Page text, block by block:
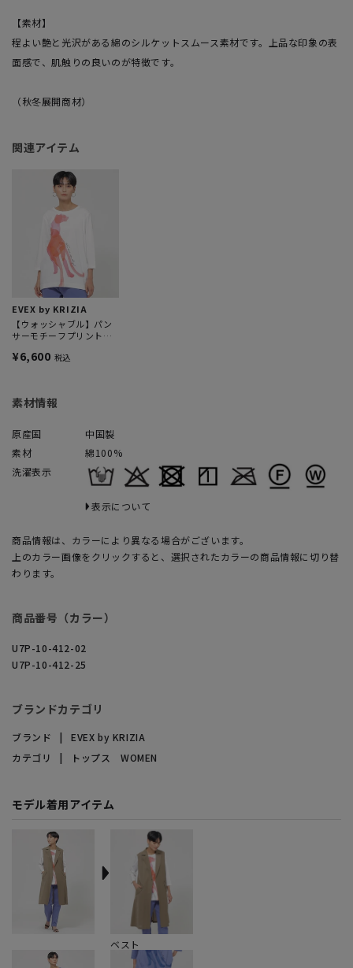
【素材】
程よい艶と光沢がある綿のシルケットスムース素材です。上品な印象の表
面感で、肌触りの良いのが特徴です。
（秋冬展開商材）
関連アイテム
EVEX by KRIZIA
【ウォッシャブル】パン
サーモチーフプリントカ
¥6,600 税込
素材情報
原産国
中国製
素材
綿100%
洗濯表示
表示について
商品情報は、カラーにより異なる場合がございます。
上のカラー画像をクリックすると、選択されたカラーの商品情報に切り替
わります。
商品番号（カラー）
U7P-10-412-02
U7P-10-412-25
ブランドカテゴリ
ブランド
EVEX by KRIZIA
カテゴリ
トップス WOMEN
モデル着用アイテム
ベスト